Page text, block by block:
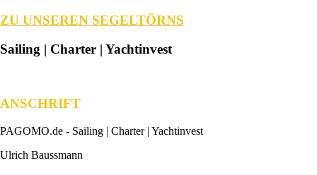
ZU UNSEREN SEGELTÖRNS
Sailing | Charter | Yachtinvest
ANSCHRIFT
PAGOMO.de - Sailing | Charter | Yachtinvest
Ulrich Baussmann